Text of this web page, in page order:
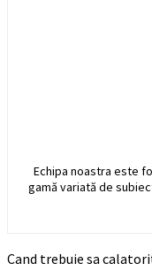
Echipa noastra este
gamă variată de
Cand trebuie sa